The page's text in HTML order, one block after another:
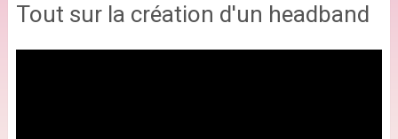
Tout sur la création d'un headband